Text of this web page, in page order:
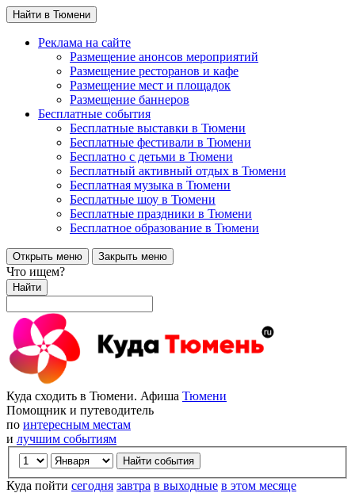
Найти в Тюмени
Реклама на сайте
Размещение анонсов мероприятий
Размещение ресторанов и кафе
Размещение мест и площадок
Размещение баннеров
Бесплатные события
Бесплатные выставки в Тюмени
Бесплатные фестивали в Тюмени
Бесплатно с детьми в Тюмени
Бесплатный активный отдых в Тюмени
Бесплатная музыка в Тюмени
Бесплатные шоу в Тюмени
Бесплатные праздники в Тюмени
Бесплатное образование в Тюмени
Открыть меню Закрыть меню
Что ищем?
Найти
Куда сходить в Тюмени. Афиша Тюмени
Помощник и путеводитель
по интересным местам
и лучшим событиям
Куда пойти сегодня завтра в выходные в этом месяце